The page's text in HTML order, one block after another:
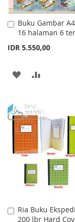
Buku Gambar A4
16 halaman 6
IDR 5.550,00
Add
to
ADD
WISH
LIST
COMPARE
Ria Buku
200 lbr Hard
Add
to